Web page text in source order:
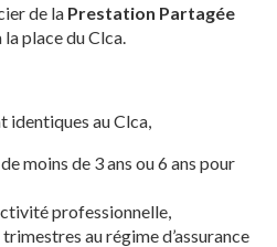
de la Prestation Partagée
la place du Clca.
identiques au Clca,
moins de 3 ans ou 6 ans pour
professionnelle,
au régime d’assurance